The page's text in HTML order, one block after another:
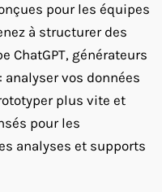
pour les équipes
à structurer des
générateurs
vos données
plus vite et
pour les
analyses et supports